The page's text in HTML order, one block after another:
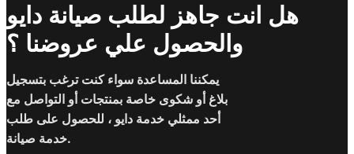
هل انت جاهز لطلب صيانة دايو
والحصول علي عروضنا ؟
يمكننا المساعدة سواء كنت ترغب بتسجيل
بلاغ أو شكوى خاصة بمنتجات أو التواصل مع
أحد ممثلي خدمة دايو ، للحصول على طلب
خدمة صيانة.